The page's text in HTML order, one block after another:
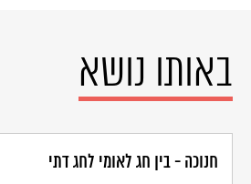
בשנת 1808 נוסד בווילנה אחד מבתי
לילדים יהודיים ברחבי מזרח אירופה כולה.
היתה של קבוצת פרופסורים פולניים
ההיענות הרבה ליוזמה הזאת, שבאה מצד
מרכיבים שונים מעולמה של הנאורות . על
החינוכי הזה , בעיקר מחמת קשיים תקציביים
באותו נושא
חנוכה - בין חג לאומי לחג דתי